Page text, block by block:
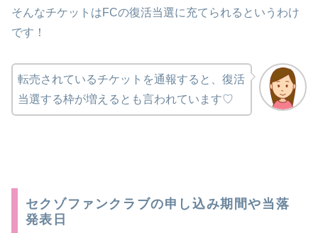
そんなチケットはFCの復活当選に充てられるというわけ
です！
転売されているチケットを通報すると、復活
当選する枠が増えるとも言われています♡
セクゾファンクラブの申し込み期間や当落
発表日